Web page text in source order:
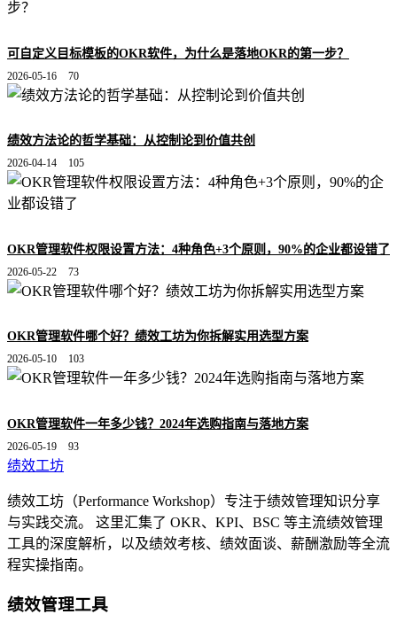
可自定义目标模板的OKR软件，为什么是落地OKR的第一步？
2026-05-16 70
绩效方法论的哲学基础：从控制论到价值共创
2026-04-14 105
OKR管理软件权限设置方法：4种角色+3个原则，90%的企业都设错了
2026-05-22 73
OKR管理软件哪个好？绩效工坊为你拆解实用选型方案
2026-05-10 103
OKR管理软件一年多少钱？2024年选购指南与落地方案
2026-05-19 93
绩效工坊
绩效工坊（Performance Workshop）专注于绩效管理知识分享
与实践交流。 这里汇集了 OKR、KPI、BSC 等主流绩效管理
工具的深度解析，以及绩效考核、绩效面谈、薪酬激励等全流
程实操指南。
绩效管理工具